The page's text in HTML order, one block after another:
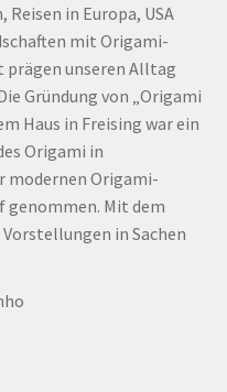
in Europa, USA
mit Origami-
prägen unseren Alltag
Gründung von „Origami
Haus in Freising war ein
Origami in
modernen Origami-
genommen. Mit dem
in Sachen